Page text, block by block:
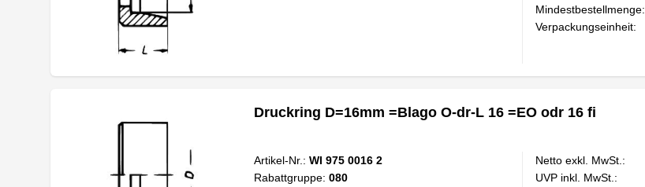
Mindestbestellmenge:
Verpackungseinheit:
Druckring D=16mm =Blago O-dr-L 16 =EO odr 16 fi
Artikel-Nr.: WI 975 0016 2
Rabattgruppe: 080
Netto exkl. MwSt.:
UVP inkl. MwSt.: